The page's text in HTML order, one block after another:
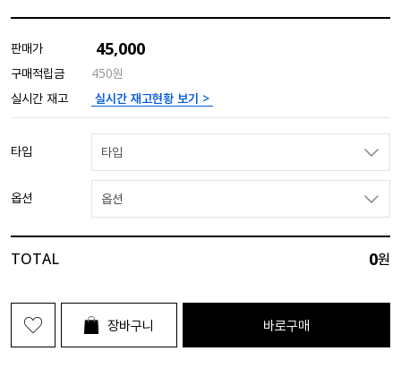
판매가 45,000
구매적립금
450원
실시간 재고
실시간 재고현황 보기 >
타입 타입
옵션 옵션
TOTAL 0원
장바구니 바로구매